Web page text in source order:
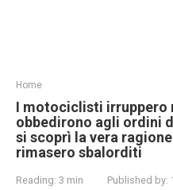
Home
I motociclisti irruppero
obbedirono agli ordini
si scoprì la vera
rimasero sbalorditi
Reading: 3 min Published by: